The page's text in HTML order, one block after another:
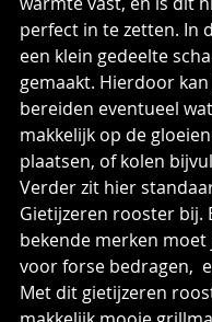
perfect in te zetten. In
een klein gedeelte
gemaakt. Hierdoor
bereiden eventueel
makkelijk op de
plaatsen, of kolen
Verder zit hier
Gietijzeren rooster bij.
bekende merken moet
voor forse bedragen,
Met dit gietijzeren